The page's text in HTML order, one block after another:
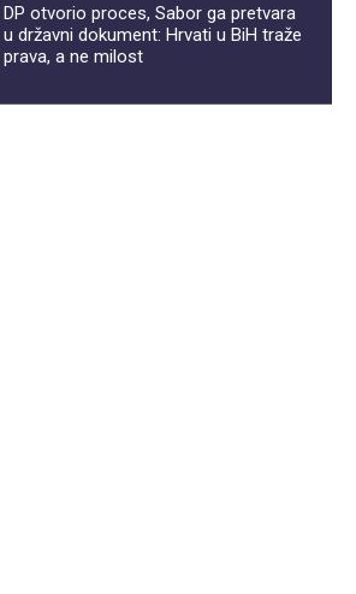
DP otvorio proces, Sabor ga pretvara
u državni dokument: Hrvati u BiH traže
prava, a ne milost